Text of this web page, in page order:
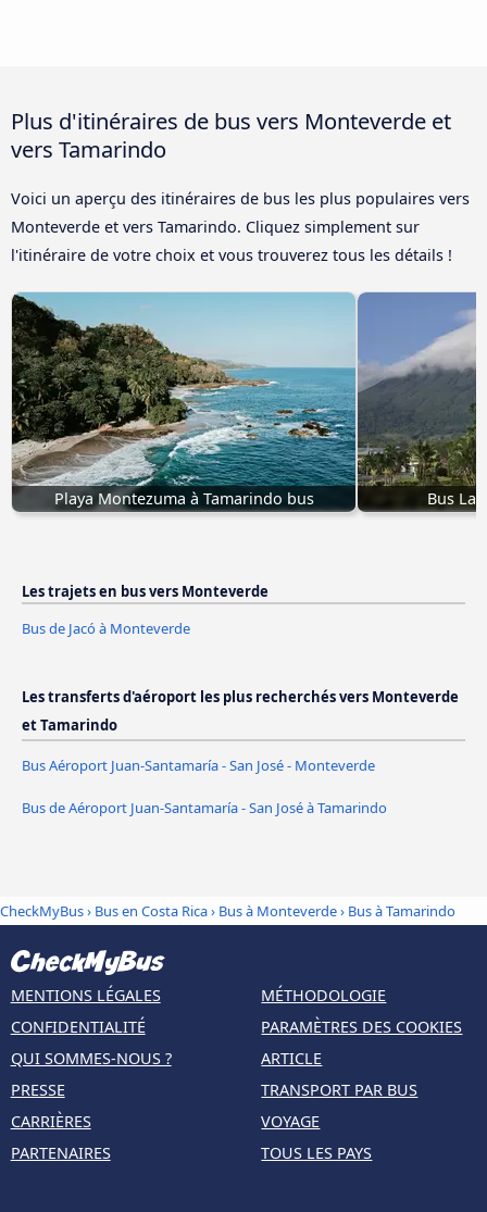
Plus d'itinéraires de bus vers Monteverde et
vers Tamarindo
Voici un aperçu des itinéraires de bus les plus populaires vers
Monteverde et vers Tamarindo. Cliquez simplement sur
l'itinéraire de votre choix et vous trouverez tous les détails !
Playa Montezuma à Tamarindo bus Bus La
Les trajets en bus vers Monteverde
Bus de Jacó à Monteverde
Les transferts d'aéroport les plus recherchés vers Monteverde
et Tamarindo
Bus Aéroport Juan-Santamaría - San José - Monteverde
Bus de Aéroport Juan-Santamaría - San José à Tamarindo
CheckMyBus› Bus en Costa Rica› Bus à Monteverde› Bus à Tamarindo
MENTIONS LÉGALES
CONFIDENTIALITÉ
QUI SOMMES-NOUS ?
PRESSE
CARRIÈRES
PARTENAIRES
MÉTHODOLOGIE
PARAMÈTRES DES COOKIES
ARTICLE
TRANSPORT PAR BUS
VOYAGE
TOUS LES PAYS